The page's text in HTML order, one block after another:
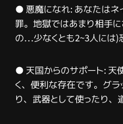
● 悪魔になれ: あなたはネ
罪。地獄ではあまり相手
の…少なくとも2~3人には)
● 天国からのサポート: 天
く、便利な存在です。グラ
り、武器として使ったり、